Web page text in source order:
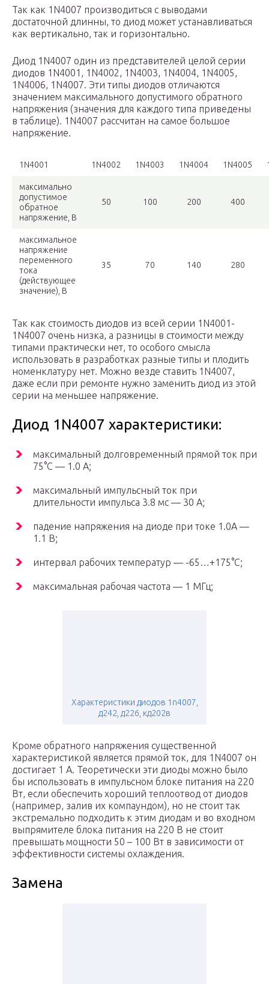
Так как 1N4007 производиться с выводами
достаточной длинны, то диод может устанавливаться
как вертикально, так и горизонтально.
Диод 1N4007 один из представителей целой серии
диодов 1N4001, 1N4002, 1N4003, 1N4004, 1N4005,
1N4006, 1N4007. Эти типы диодов отличаются
значением максимального допустимого обратного
напряжения (значения для каждого типа приведены
в таблице). 1N4007 рассчитан на самое большое
напряжение.
1N4001 1N4002 1N4003 1N4004 1N4005
максимально
допустимое
обратное
напряжение, В
50 100 200 400
максимальное
напряжение
переменного
тока
(действующее
значение), В
35 70 140 280
Так как стоимость диодов из всей серии 1N4001-
1N4007 очень низка, а разницы в стоимости между
типами практически нет, то особого смысла
использовать в разработках разные типы и плодить
номенклатуру нет. Можно везде ставить 1N4007,
даже если при ремонте нужно заменить диод из этой
серии на меньшее напряжение.
Диод 1N4007 характеристики:
максимальный долговременный прямой ток при
75°С — 1.0 А;
максимальный импульсный ток при
длительности импульса 3.8 мс — 30 А;
падение напряжения на диоде при токе 1.0А —
1.1 В;
интервал рабочих температур — -65…+175°С;
максимальная рабочая частота — 1 МГц;
Характеристики диодов 1n4007,
д242, д226, кд202в
Кроме обратного напряжения существенной
характеристикой является прямой ток, для 1N4007 он
достигает 1 А. Теоретически эти диоды можно было
бы использовать в импульсном блоке питания на 220
Вт, если обеспечить хороший теплоотвод от диодов
(например, залив их компаундом), но не стоит так
экстремально подходить к этим диодам и во входном
выпрямителе блока питания на 220 В не стоит
превышать мощности 50 – 100 Вт в зависимости от
эффективности системы охлаждения.
Замена